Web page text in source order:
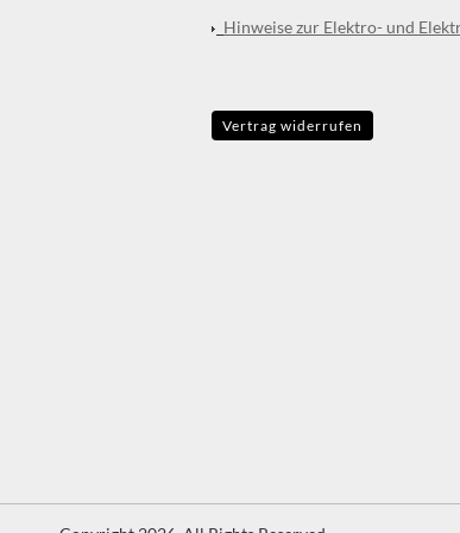
Hinweise zur Elektro- und
Vertrag widerrufen